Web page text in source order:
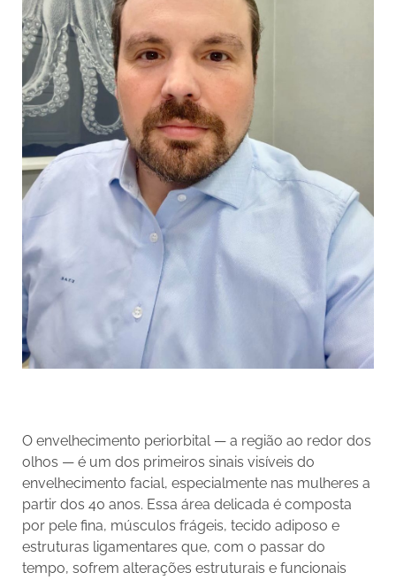
O envelhecimento periorbital — a região ao redor dos
olhos — é um dos primeiros sinais visíveis do
envelhecimento facial, especialmente nas mulheres a
partir dos 40 anos. Essa área delicada é composta
por pele fina, músculos frágeis, tecido adiposo e
estruturas ligamentares que, com o passar do
tempo, sofrem alterações estruturais e funcionais